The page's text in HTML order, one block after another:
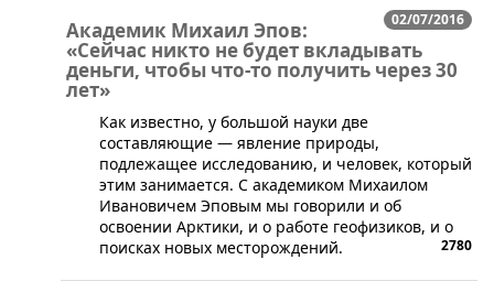
02/07/2016
Академик Михаил Эпов:
«Сейчас никто не будет вкладывать
деньги, чтобы что-то получить через 30
лет»
​Как известно, у большой науки две
составляющие — явление природы,
подлежащее исследованию, и человек, который
этим занимается. С академиком Михаилом
Ивановичем Эповым мы говорили и об
освоении Арктики, и о работе геофизиков, и о
поисках новых месторождений.
2780